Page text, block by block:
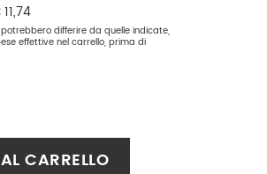
11,74
differire da quelle indicate,
effettive nel carrello, prima di
CARRELLO